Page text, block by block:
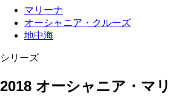
マリーナ
オーシャニア・クルーズ
地中海
シリーズ
2018 オーシャニア・マ